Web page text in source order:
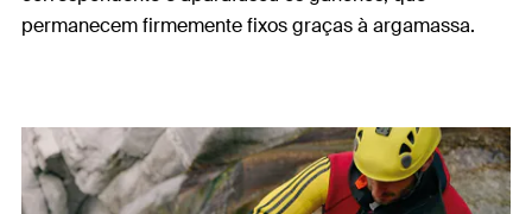
permanecem firmemente fixos graças à argamassa.